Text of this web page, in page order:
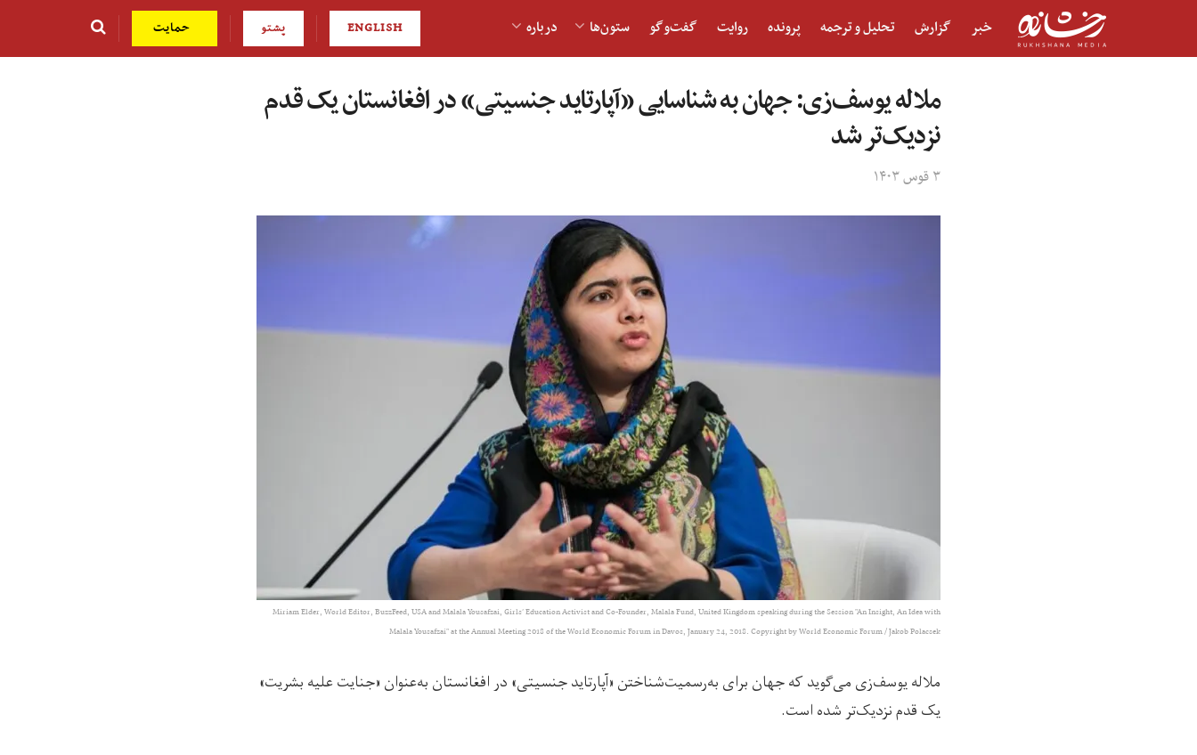
خبر گزارش تحلیل و ترجمه پرونده روایت گفت‌و‎گو ستون‌ها درباره ENGLISH پشتو حمایت
ملاله یوسف‌زی: جهان به شناسایی «آپارتاید جنسیتی» در افغانستان یک قدم
نزدیک‌تر شد
۳ قوس ۱۴۰۳
Miriam Elder, World Editor, BuzzFeed, USA and Malala Yousafzai, Girls’ Education Activist and Co-Founder, Malala Fund, United Kingdom speaking during the Session "An Insight, An Idea with
Malala Yousafzai" at the Annual Meeting 2018 of the World Economic Forum in Davos, January 24, 2018. Copyright by World Economic Forum / Jakob Polacsek
ملاله یوسف‌زی می‌گوید که جهان برای به‌رسمیت‌شناختن «آپارتاید جنسیتی» در افغانستان به‌عنوان «جنایت علیه بشریت»
یک قدم نزدیک‌تر شده است.